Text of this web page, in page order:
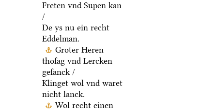
Freten vnd Supen kan
/
De ys nu ein recht
Eddelman.
Groter Heren
thoſag vnd Lercken
geſanck /
Klinget wol vnd waret
nicht lanck.
Wol recht einen